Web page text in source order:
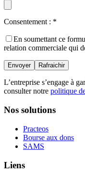
Consentement : *
En soumettant ce
relation commerciale qui
L’entreprise s’engage à
consulter notre politique
Nos solutions
Practeos
Bourse aux dons
SAMS
Liens